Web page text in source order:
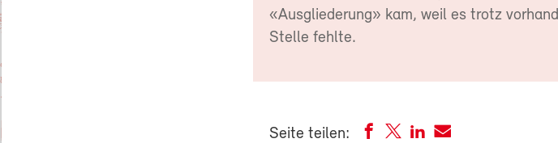
«Ausgliederung» kam, weil es trotz
Stelle fehlte.
Seite teilen: